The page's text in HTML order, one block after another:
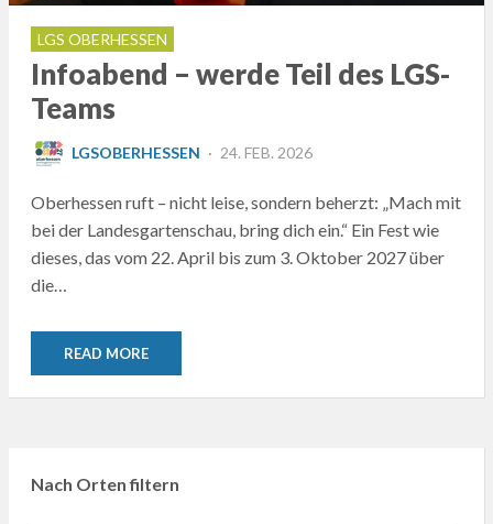
LGS OBERHESSEN
Infoabend – werde Teil des LGS-
Teams
LGSOBERHESSEN
POSTED
24. FEB. 2026
Oberhessen ruft – nicht leise, sondern beherzt: „Mach mit
bei der Landesgartenschau, bring dich ein.“ Ein Fest wie
dieses, das vom 22. April bis zum 3. Oktober 2027 über
die…
READ MORE
Nach Orten filtern